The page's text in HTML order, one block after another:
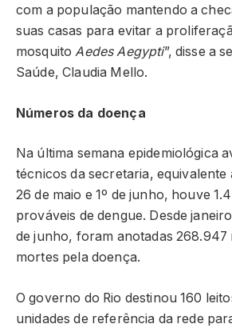
com a população mantendo a
suas casas para evitar a
mosquitoAedes Aegypti”, disse a
Saúde, Claudia Mello.
Números da doença
Na última semana epidemiológica
técnicos da secretaria,
26 de maio e 1º de junho, houve
prováveis de dengue. Desde
de junho, foram anotadas 268.947
mortes pela doença.
O governo do Rio destinou 160
unidades de referência da rede